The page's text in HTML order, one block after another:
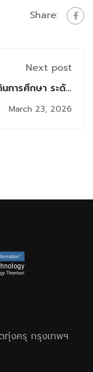
Share:
Next post
การศึกษา ระดับ
บัณฑิตศึกษา
March 23, 2026
ทุ่งครุ กรุงเทพฯ